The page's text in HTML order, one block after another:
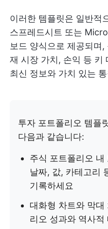
이러한 템플릿은 일반적
스프레드시트 또는
보드 양식으로 제공되며
재 시장 가치, 손익 등 키
최신 정보와 가치 있는
투자 포트폴리오 템플
다음과 같습니다:
주식 포트폴리오 내
날짜, 값, 카테고리
기록하세요
대화형 차트와 막
리오 성과와 역사적